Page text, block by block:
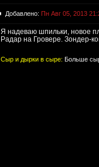
Добавлено: Пн Авг 05, 2013
Я надеваю шпильки, новое
Радар на Гровере. Зондер-
Сыр и дырки в сыре: Больше